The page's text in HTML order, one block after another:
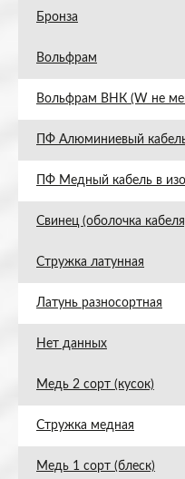
Бронза
Вольфрам
Вольфрам ВНК (W не
ПФ Алюминиевый
ПФ Медный кабель в
Свинец (оболочка
Стружка латунная
Латунь разносортная
Нет данных
Медь 2 сорт (кусок)
Стружка медная
Медь 1 сорт (блеск)